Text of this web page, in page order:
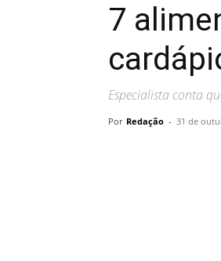
7
Especialista conta
Por Redação - 31 de